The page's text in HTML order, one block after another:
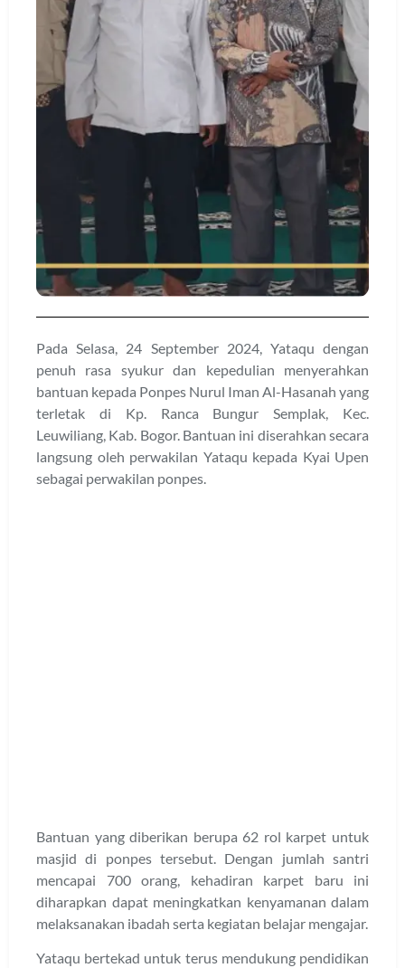
Pada Selasa, 24 September 2024, Yataqu dengan
penuh rasa syukur dan kepedulian menyerahkan
bantuan kepada Ponpes Nurul Iman Al-Hasanah yang
terletak di Kp. Ranca Bungur Semplak, Kec.
Leuwiliang, Kab. Bogor. Bantuan ini diserahkan secara
langsung oleh perwakilan Yataqu kepada Kyai Upen
sebagai perwakilan ponpes.
Bantuan yang diberikan berupa 62 rol karpet untuk
masjid di ponpes tersebut. Dengan jumlah santri
mencapai 700 orang, kehadiran karpet baru ini
diharapkan dapat meningkatkan kenyamanan dalam
melaksanakan ibadah serta kegiatan belajar mengajar.
Yataqu bertekad untuk terus mendukung pendidikan